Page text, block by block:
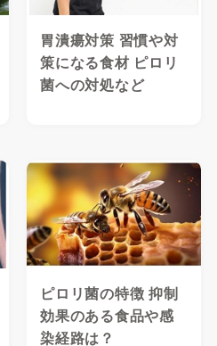
胃潰瘍対策 習慣や対
策になる食材 ピロリ
菌への対処など
ピロリ菌の特徴 抑制
効果のある食品や感
染経路は？